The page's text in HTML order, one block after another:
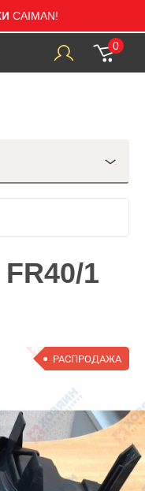
CAIMAN!
0
1
РАСПРОДАЖА